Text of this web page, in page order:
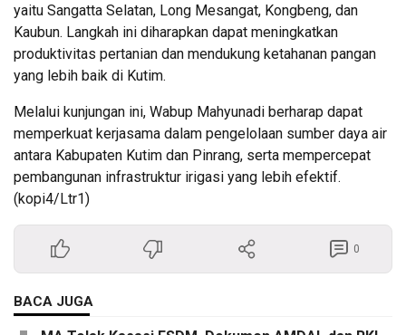
yaitu Sangatta Selatan, Long Mesangat, Kongbeng, dan
Kaubun. Langkah ini diharapkan dapat meningkatkan
produktivitas pertanian dan mendukung ketahanan pangan
yang lebih baik di Kutim.
Melalui kunjungan ini, Wabup Mahyunadi berharap dapat
memperkuat kerjasama dalam pengelolaan sumber daya air
antara Kabupaten Kutim dan Pinrang, serta mempercepat
pembangunan infrastruktur irigasi yang lebih efektif.
(kopi4/Ltr1)
0
BACA JUGA